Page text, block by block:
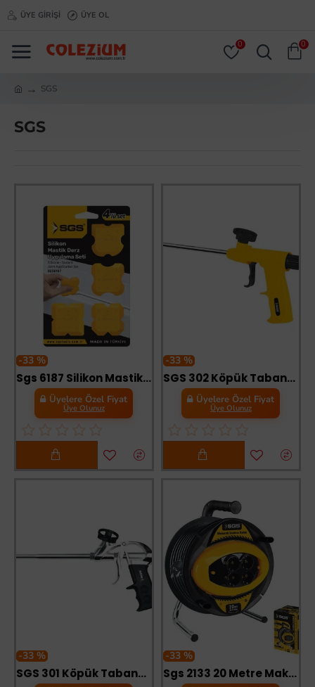
ÜYE GIRIŞI ÜYE OL
0 0
SGS
SGS
-33 %
Sgs 6187 Silikon Mastik Derz Çekme Aparatı 4 Parça
Üyelere Özel Fiyat
Üye Olunuz
-33 %
SGS 302 Köpük Tabancası
Üyelere Özel Fiyat
Üye Olunuz
-33 %
SGS 301 Köpük Tabancası Krom Kaplama
-33 %
Sgs 2133 20 Metre Makaralı Uzatma Kablosu 3X2,5 Kablo